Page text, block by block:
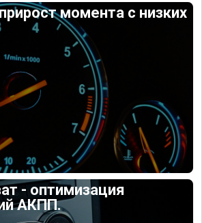
момента с низких
- оптимизация
АКПП.